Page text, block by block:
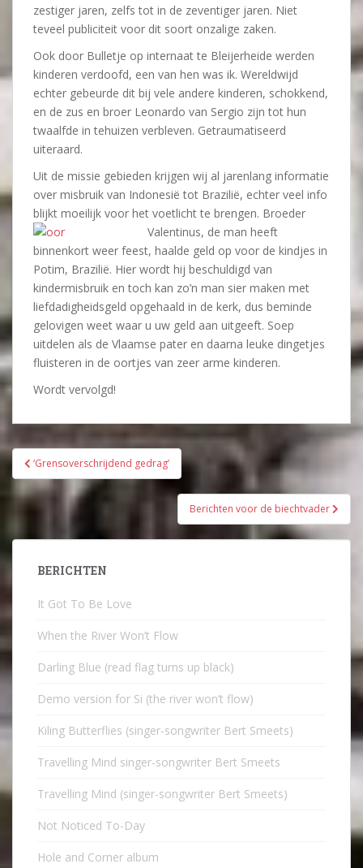
zestiger jaren, zelfs tot in de zeventiger jaren. Niet
teveel publiciteit voor dit soort onzalige zaken.
Ook door Bulletje op internaat te Bleijerheide werden
kinderen verdoofd, een van hen was ik. Wereldwijd
echter gebeurde dit bij vele andere kinderen, schokkend,
en de zus en broer Leonardo van Sergio zijn tot hun
twaalfde in tehuizen verbleven. Getraumatiseerd
uiteraard.
Uit de missie gebieden krijgen wij al jarenlang informatie
over misbruik van Indonesië tot Brazilië, echter veel info
blijkt moeilijk voor het voetlicht te brengen. Broeder
Valentinus, de man heeft
binnenkort weer feest, haalde geld op voor de kindjes in
Potim, Brazilië. Hier wordt hij beschuldigd van
kindermisbruik en toch kan zo’n man sier maken met
liefdadigheidsgeld opgehaald in de kerk, dus beminde
gelovigen weet waar u uw geld aan uitgeeft. Soep
uitdelen als de Vlaamse pater en daarna leuke dingetjes
fluisteren in de oortjes van zeer arme kinderen.
Wordt vervolgd!
Bericht
navigatie
‘Grensoverschrijdend gedrag’
Berichten voor de biechtvader
BERICHTEN
It Got To Be Love
When the River Won’t Flow
Darling Blue (read flag turns up black)
Demo version for Si (the river won’t flow)
Kiling Butterflies (singer-songwriter Bert Smeets)
Travelling Mind singer-songwriter Bert Smeets
Travelling Mind (singer-songwriter Bert Smeets)
Not Noticed To-Day
Hole and Corner album